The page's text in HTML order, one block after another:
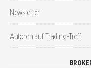
Newsletter
Autoren auf Trading-Treff